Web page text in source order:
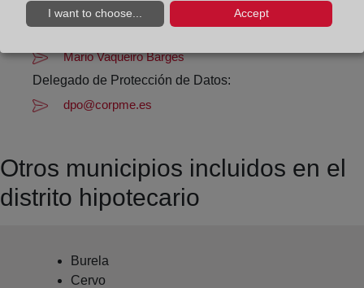
vivero@registrodelapropiedad.org
Mario Vaqueiro Barges
Delegado de Protección de Datos:
dpo@corpme.es
Otros municipios incluidos en el
distrito hipotecario
Burela
Cervo
I want to choose... Accept